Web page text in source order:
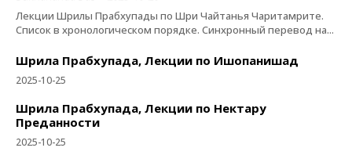
Лекции Шрилы Прабхупады по Шри Чайтанья Чаритамрите.
Список в хронологическом порядке. Синхронный перевод на...
Шрила Прабхупада, Лекции по Ишопанишад
2025-10-25
Шрила Прабхупада, Лекции по Нектару
Преданности
2025-10-25